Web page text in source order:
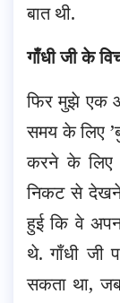
बात थी.
गाँधी जी के
फिर मुझे एक
समय के लिए
करने के लिए
निकट से देखने
हुई कि वे
थे. गाँधी जी
सकता था,